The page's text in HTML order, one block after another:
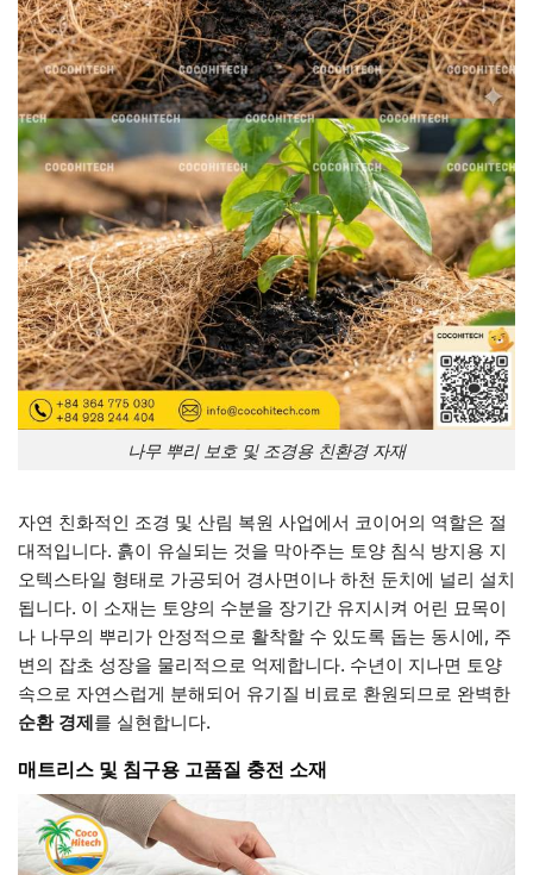
나무 뿌리 보호 및 조경용 친환경 자재
자연 친화적인 조경 및 산림 복원 사업에서 코이어의 역할은 절
대적입니다. 흙이 유실되는 것을 막아주는 토양 침식 방지용 지
오텍스타일 형태로 가공되어 경사면이나 하천 둔치에 널리 설치
됩니다. 이 소재는 토양의 수분을 장기간 유지시켜 어린 묘목이
나 나무의 뿌리가 안정적으로 활착할 수 있도록 돕는 동시에, 주
변의 잡초 성장을 물리적으로 억제합니다. 수년이 지나면 토양
속으로 자연스럽게 분해되어 유기질 비료로 환원되므로 완벽한
순환 경제를 실현합니다.
매트리스 및 침구용 고품질 충전 소재